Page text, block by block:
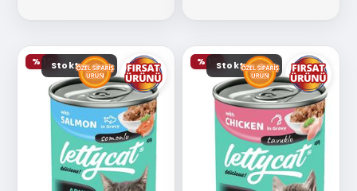
Stokta yok
% 15 Stokta yok
% 15